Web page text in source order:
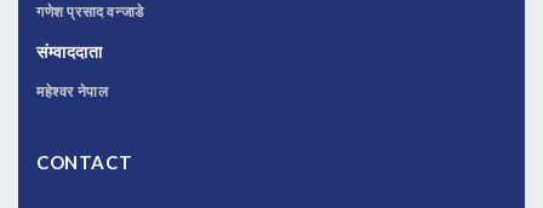
गणेश प्रसाद वन्जाडे
संम्वाददाता
महेश्वर नेपाल
CONTACT